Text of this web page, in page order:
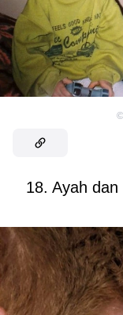
©
18. Ayah